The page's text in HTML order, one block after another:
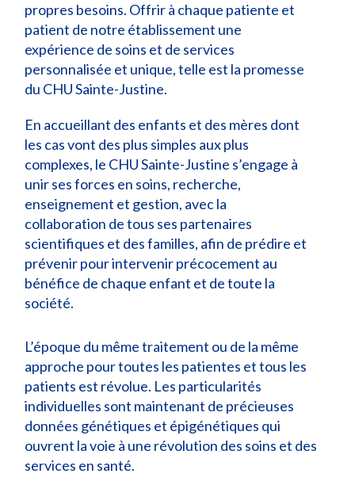
propres besoins. Offrir à chaque patiente et
patient de notre établissement une
expérience de soins et de services
personnalisée et unique, telle est la promesse
du CHU Sainte-Justine.
En accueillant des enfants et des mères dont
les cas vont des plus simples aux plus
complexes, le CHU Sainte-Justine s’engage à
unir ses forces en soins, recherche,
enseignement et gestion, avec la
collaboration de tous ses partenaires
scientifiques et des familles, afin de prédire et
prévenir pour intervenir précocement au
bénéfice de chaque enfant et de toute la
société.
L’époque du même traitement ou de la même
approche pour toutes les patientes et tous les
patients est révolue. Les particularités
individuelles sont maintenant de précieuses
données génétiques et épigénétiques qui
ouvrent la voie à une révolution des soins et des
services en santé.